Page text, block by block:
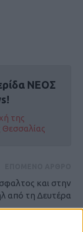
ΝΕΟΣ
της
Θεσσαλίας
και στην
από τη Δευτέρα